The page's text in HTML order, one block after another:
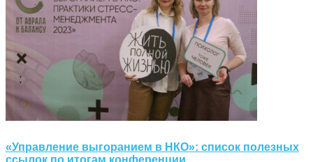
«Управление выгоранием в НКО»: список полезных
ссылок по итогам конференции